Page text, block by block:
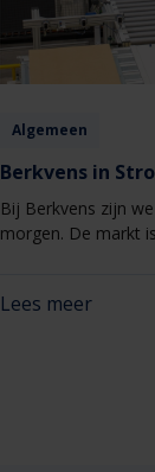
Algemeen
Berkvens in
Bij Berkvens zijn
morgen. De markt
vernieuwing. Met
Lees meer